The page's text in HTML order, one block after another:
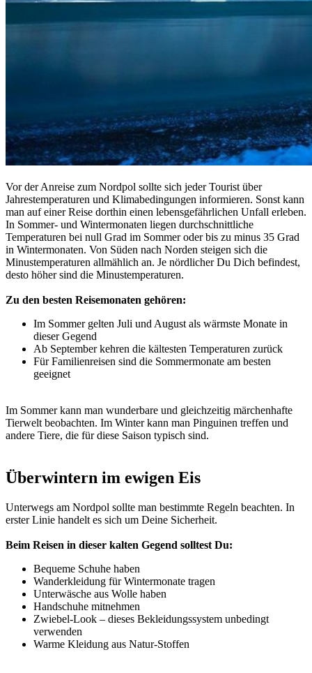
Vor der Anreise zum Nordpol sollte sich jeder Tourist über
Jahrestemperaturen und Klimabedingungen informieren. Sonst kann
man auf einer Reise dorthin einen lebensgefährlichen Unfall erleben.
In Sommer- und Wintermonaten liegen durchschnittliche
Temperaturen bei null Grad im Sommer oder bis zu minus 35 Grad
in Wintermonaten. Von Süden nach Norden steigen sich die
Minustemperaturen allmählich an. Je nördlicher Du Dich befindest,
desto höher sind die Minustemperaturen.
Zu den besten Reisemonaten gehören:
Im Sommer gelten Juli und August als wärmste Monate in
dieser Gegend
Ab September kehren die kältesten Temperaturen zurück
Für Familienreisen sind die Sommermonate am besten
geeignet
Im Sommer kann man wunderbare und gleichzeitig märchenhafte
Tierwelt beobachten. Im Winter kann man Pinguinen treffen und
andere Tiere, die für diese Saison typisch sind.
Überwintern im ewigen Eis
Unterwegs am Nordpol sollte man bestimmte Regeln beachten. In
erster Linie handelt es sich um Deine Sicherheit.
Beim Reisen in dieser kalten Gegend solltest Du:
Bequeme Schuhe haben
Wanderkleidung für Wintermonate tragen
Unterwäsche aus Wolle haben
Handschuhe mitnehmen
Zwiebel-Look – dieses Bekleidungssystem unbedingt
verwenden
Warme Kleidung aus Natur-Stoffen